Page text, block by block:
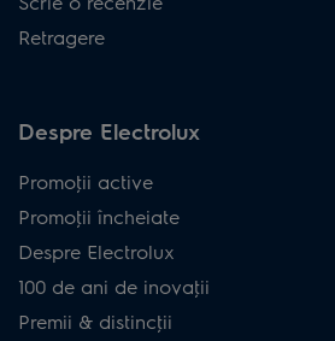
Retragere
Despre Electrolux
Promoţii active
Promoţii încheiate
Despre Electrolux
100 de ani de inovaţii
Premii & distincţii